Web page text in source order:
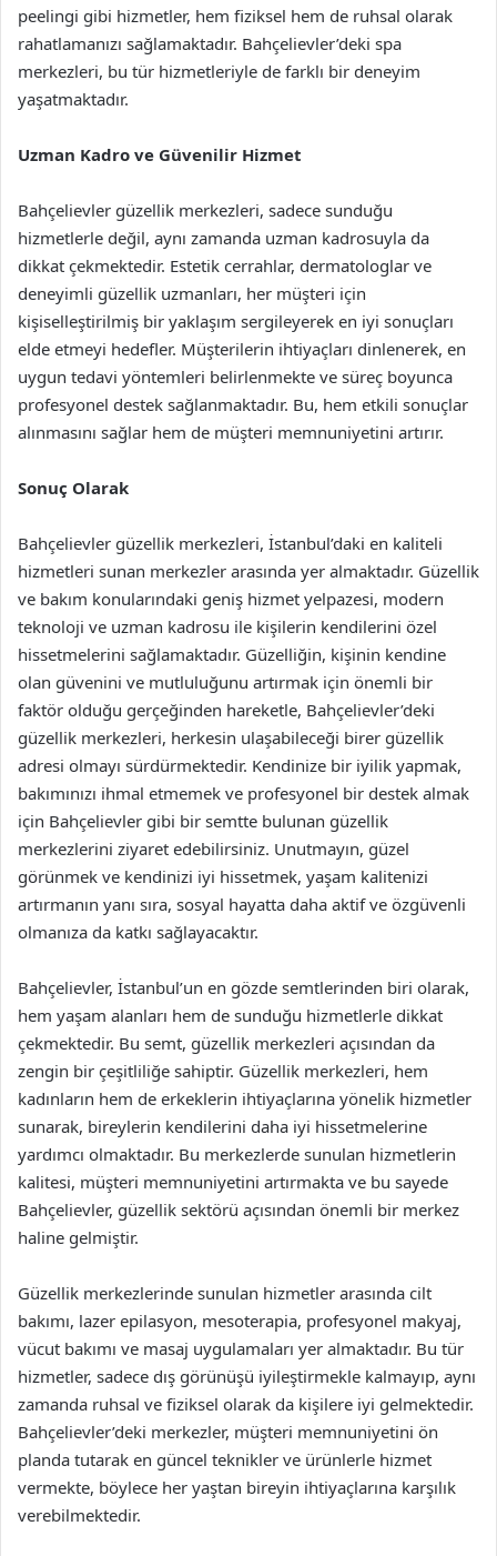
peelingi gibi hizmetler, hem fiziksel hem de ruhsal olarak
rahatlamanızı sağlamaktadır. Bahçelievler’deki spa
merkezleri, bu tür hizmetleriyle de farklı bir deneyim
yaşatmaktadır.
Uzman Kadro ve Güvenilir Hizmet
Bahçelievler güzellik merkezleri, sadece sunduğu
hizmetlerle değil, aynı zamanda uzman kadrosuyla da
dikkat çekmektedir. Estetik cerrahlar, dermatologlar ve
deneyimli güzellik uzmanları, her müşteri için
kişiselleştirilmiş bir yaklaşım sergileyerek en iyi sonuçları
elde etmeyi hedefler. Müşterilerin ihtiyaçları dinlenerek, en
uygun tedavi yöntemleri belirlenmekte ve süreç boyunca
profesyonel destek sağlanmaktadır. Bu, hem etkili sonuçlar
alınmasını sağlar hem de müşteri memnuniyetini artırır.
Sonuç Olarak
Bahçelievler güzellik merkezleri, İstanbul’daki en kaliteli
hizmetleri sunan merkezler arasında yer almaktadır. Güzellik
ve bakım konularındaki geniş hizmet yelpazesi, modern
teknoloji ve uzman kadrosu ile kişilerin kendilerini özel
hissetmelerini sağlamaktadır. Güzelliğin, kişinin kendine
olan güvenini ve mutluluğunu artırmak için önemli bir
faktör olduğu gerçeğinden hareketle, Bahçelievler’deki
güzellik merkezleri, herkesin ulaşabileceği birer güzellik
adresi olmayı sürdürmektedir. Kendinize bir iyilik yapmak,
bakımınızı ihmal etmemek ve profesyonel bir destek almak
için Bahçelievler gibi bir semtte bulunan güzellik
merkezlerini ziyaret edebilirsiniz. Unutmayın, güzel
görünmek ve kendinizi iyi hissetmek, yaşam kalitenizi
artırmanın yanı sıra, sosyal hayatta daha aktif ve özgüvenli
olmanıza da katkı sağlayacaktır.
Bahçelievler, İstanbul’un en gözde semtlerinden biri olarak,
hem yaşam alanları hem de sunduğu hizmetlerle dikkat
çekmektedir. Bu semt, güzellik merkezleri açısından da
zengin bir çeşitliliğe sahiptir. Güzellik merkezleri, hem
kadınların hem de erkeklerin ihtiyaçlarına yönelik hizmetler
sunarak, bireylerin kendilerini daha iyi hissetmelerine
yardımcı olmaktadır. Bu merkezlerde sunulan hizmetlerin
kalitesi, müşteri memnuniyetini artırmakta ve bu sayede
Bahçelievler, güzellik sektörü açısından önemli bir merkez
haline gelmiştir.
Güzellik merkezlerinde sunulan hizmetler arasında cilt
bakımı, lazer epilasyon, mesoterapia, profesyonel makyaj,
vücut bakımı ve masaj uygulamaları yer almaktadır. Bu tür
hizmetler, sadece dış görünüşü iyileştirmekle kalmayıp, aynı
zamanda ruhsal ve fiziksel olarak da kişilere iyi gelmektedir.
Bahçelievler’deki merkezler, müşteri memnuniyetini ön
planda tutarak en güncel teknikler ve ürünlerle hizmet
vermekte, böylece her yaştan bireyin ihtiyaçlarına karşılık
verebilmektedir.